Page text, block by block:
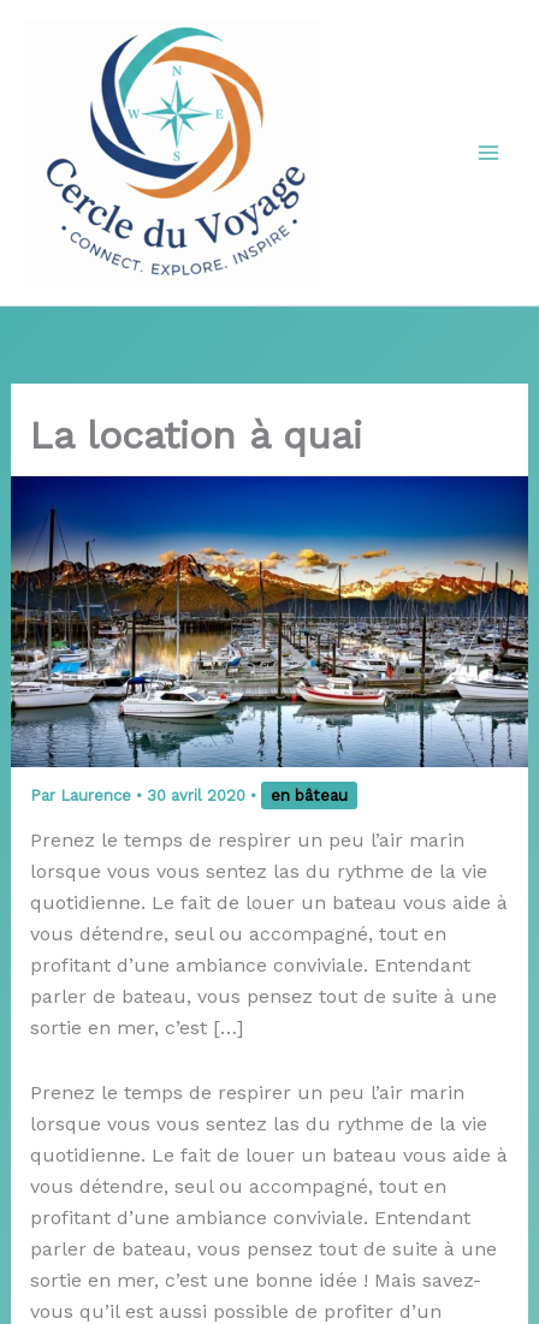
La location à quai
Par Laurence • 30 avril 2020 • en bâteau
Prenez le temps de respirer un peu l’air marin
lorsque vous vous sentez las du rythme de la vie
quotidienne. Le fait de louer un bateau vous aide à
vous détendre, seul ou accompagné, tout en
profitant d’une ambiance conviviale. Entendant
parler de bateau, vous pensez tout de suite à une
sortie en mer, c’est […]
Prenez le temps de respirer un peu l’air marin
lorsque vous vous sentez las du rythme de la vie
quotidienne. Le fait de louer un bateau vous aide à
vous détendre, seul ou accompagné, tout en
profitant d’une ambiance conviviale. Entendant
parler de bateau, vous pensez tout de suite à une
sortie en mer, c’est une bonne idée ! Mais savez-
vous qu’il est aussi possible de profiter d’un